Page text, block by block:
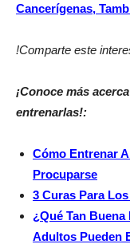
Cancerígenas,
!Comparte este
¡Conoce más
entrenarlas!:
Cómo Entrenar
Procuparse
3 Curas Para
¿Qué Tan
Adultos Pueden